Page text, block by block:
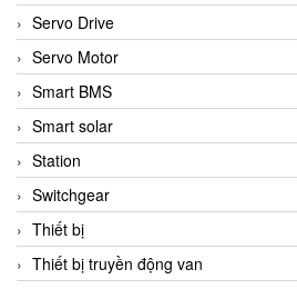
Servo Drive
Servo Motor
Smart BMS
Smart solar
Station
Switchgear
Thiết bị
Thiết bị truyền động van